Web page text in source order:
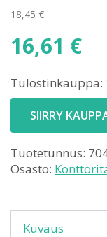
18,45€
Alkuperäinen
hinta
18,45 €.
16,61 €
hinta
on:
16,61 €.
Tulostinkauppa:
SIIRRY
Tuotetunnus:
Osasto:
Kuvaus